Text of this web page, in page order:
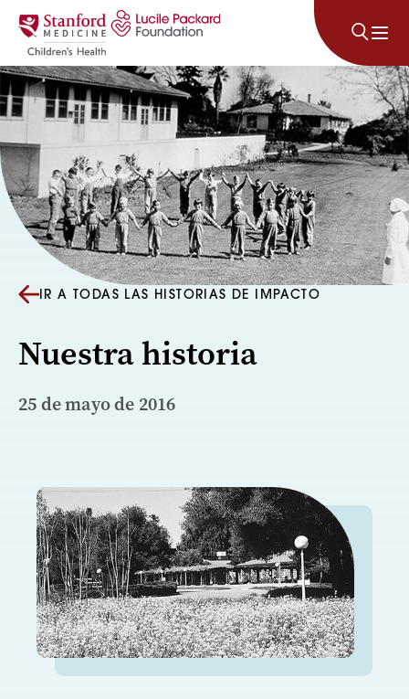
Saltar al contenido
IR A TODAS LAS HISTORIAS DE IMPACTO
Nuestra historia
25 de mayo de 2016